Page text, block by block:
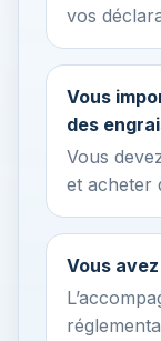
vos
Vous
des
Vous
et acheter
Vous